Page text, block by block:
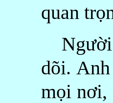
quan
Người
dõi.
mọi nơi,